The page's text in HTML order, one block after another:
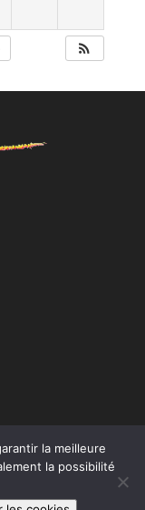
Romantique
la meilleure
la possibilité